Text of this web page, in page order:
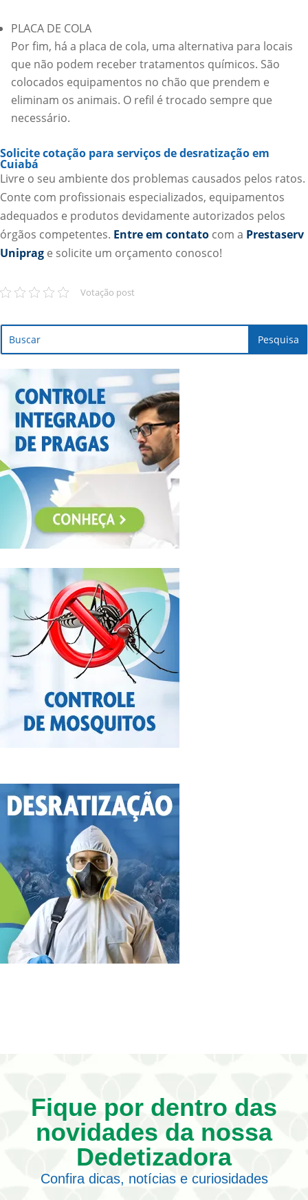
PLACA DE COLA
Por fim, há a placa de cola, uma alternativa para locais
que não podem receber tratamentos químicos. São
colocados equipamentos no chão que prendem e
eliminam os animais. O refil é trocado sempre que
necessário.
Solicite cotação para serviços de desratização em
Cuiabá
Livre o seu ambiente dos problemas causados pelos ratos.
Conte com profissionais especializados, equipamentos
adequados e produtos devidamente autorizados pelos
órgãos competentes. Entre em contato com a Prestaserv
Uniprag e solicite um orçamento conosco!
Votação post
Fique por dentro das
novidades da nossa
Dedetizadora
Confira dicas, notícias e curiosidades